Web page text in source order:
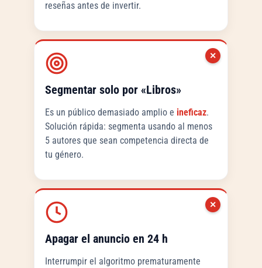
reseñas antes de invertir.
✕
Segmentar solo por «Libros»
Es un público demasiado amplio e ineficaz.
Solución rápida: segmenta usando al menos
5 autores que sean competencia directa de
tu género.
✕
Apagar el anuncio en 24 h
Interrumpir el algoritmo prematuramente